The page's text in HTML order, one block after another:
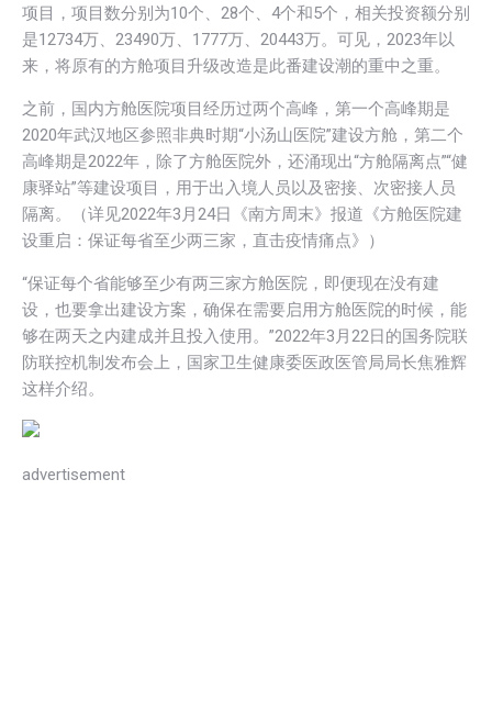
项目，项目数分别为10个、28个、4个和5个，相关投资额分别
是12734万、23490万、1777万、20443万。可见，2023年以
来，将原有的方舱项目升级改造是此番建设潮的重中之重。
之前，国内方舱医院项目经历过两个高峰，第一个高峰期是
2020年武汉地区参照非典时期“小汤山医院”建设方舱，第二个
高峰期是2022年，除了方舱医院外，还涌现出“方舱隔离点”“健
康驿站”等建设项目，用于出入境人员以及密接、次密接人员
隔离。（详见2022年3月24日《南方周末》报道《方舱医院建
设重启：保证每省至少两三家，直击疫情痛点》）
“保证每个省能够至少有两三家方舱医院，即便现在没有建
设，也要拿出建设方案，确保在需要启用方舱医院的时候，能
够在两天之内建成并且投入使用。”2022年3月22日的国务院联
防联控机制发布会上，国家卫生健康委医政医管局局长焦雅辉
这样介绍。
advertisement